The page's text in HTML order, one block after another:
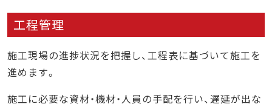
工程管理
施工現場の進捗状況を把握し、工程表に基づいて施工を
進めます。
施工に必要な資材・機材・人員の手配を行い、遅延が出な